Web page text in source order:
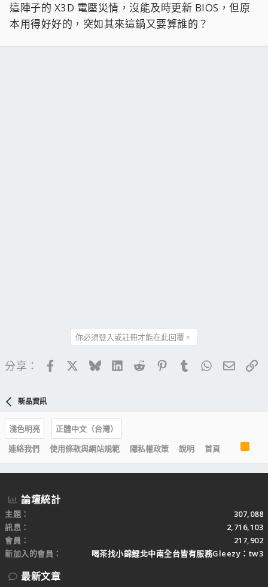
這陣子的 X3D 電壓災情，沒能及時更新 BIOS，但原
本用得好好的，突如其來這鍋又要算誰的？
你必須登入或註冊才能在此回覆。
分享： FacebookBlueskyLinkedIn
Reddit PinterestTumblrWhatsApp
電子
新品資訊
淺色明亮
正體中文（台灣）
連絡我們
使用條款與網站規範 隱私權政策 說明 首頁
S
論壇統計
主題
307,088
訊息
2,716,103
會員
217,902
新加入的會員
喝茶找小錦鯉北中南全台皆有服務Gleezy：tw3
最新文章